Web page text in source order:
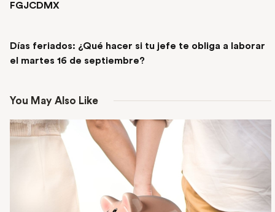
FGJCDMX
Días feriados: ¿Qué hacer si tu jefe te obliga a laborar
el martes 16 de septiembre?
You May Also Like